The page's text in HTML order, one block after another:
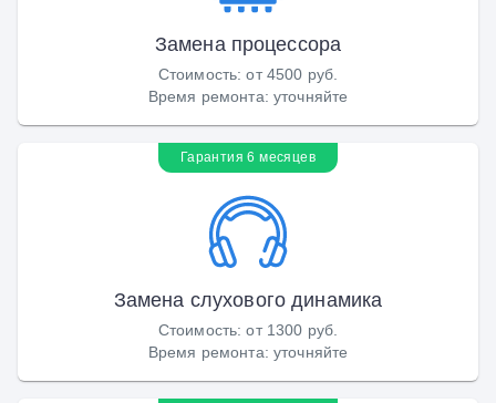
Замена процессора
Стоимость:от 4500 руб.
Время ремонта: уточняйте
Гарантия 6 месяцев
Замена слухового динамика
Стоимость:от 1300 руб.
Время ремонта: уточняйте